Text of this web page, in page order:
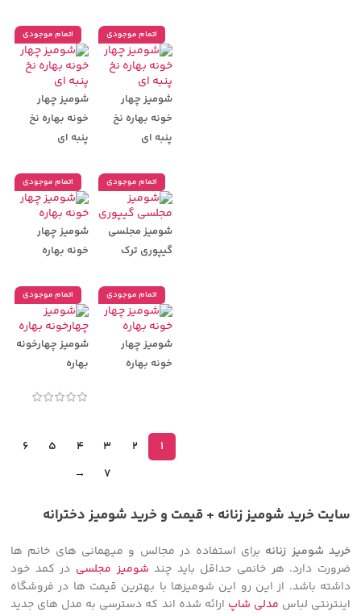
اتمام موجودی
شومیز چهار
خونه بهاره نخ
پنبه ای
اتمام موجودی
شومیز چهار
خونه بهاره نخ
پنبه ای
اتمام موجودی
شومیز مجلسی
گیپوری ترک
اتمام موجودی
شومیز چهار
خونه بهاره
اتمام موجودی
شومیز چهار
خونه بهاره
اتمام موجودی
شومیز چهارخونه
بهاره
1
2
3
4
5
6
7
→
سایت خرید شومیز زنانه + قیمت و خرید شومیز دخترانه
خرید شومیز زنانه برای استفاده در مجالس و میهمانی های خانم ها
ضرورت دارد. هر خانمی حداقل باید چند شومیز مجلسی در کمد خود
داشته باشد. از این رو این شومیزها با بهترین قیمت ها در فروشگاه
اینترنتی لباس مدلی شاپ ارائه شده اند که دسترسی به مدل های جدید